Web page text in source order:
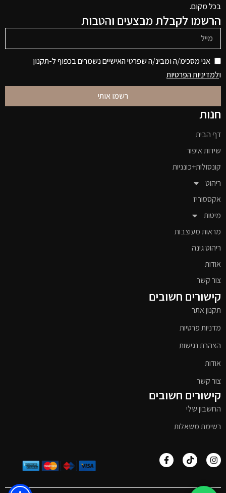
בכל מקום.
הרשמו לקבלת מבצעים והטבות
אני מסכימ/ה ומבינ/ה שפרטי האישיים נשמרים בכפוף ל-תקנון
ולמדיניות הפרטיות
רשמו אותי
חנות
דף הבית
שידות איפור
קונסולות+כונניות
ריהוט
אקססוריז
מיטות
מראות מעוצבות
ריהוט גינה
אודות
צור קשר
קישורים חשובים
תקנון אתר
מדניות פרטיות
הצהרת נגישות
אודות
צור קשר
קישורים חשובים
החשבון שלי
רשימת משאלות